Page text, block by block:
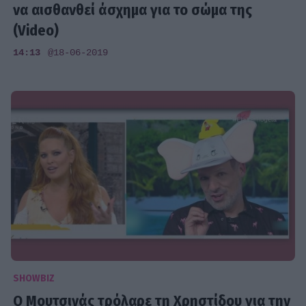
να αισθανθεί άσχημα για το σώμα της
(Video)
14:13 @18-06-2019
SHOWBIZ
Ο Μουτσινάς τρόλαρε τη Χρηστίδου για την